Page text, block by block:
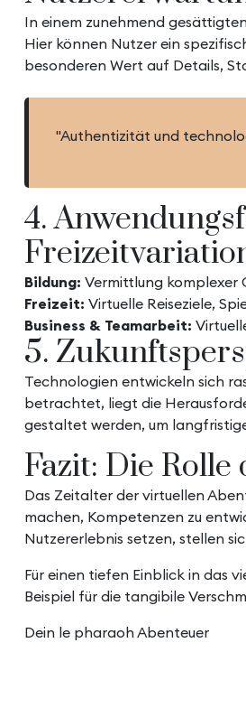
In einem zunehmend
Hier können Nutzer ein
besonderen Wert auf Details,
"Authentizität und
4.
Bildung: Vermittlung komplexer
Freizeit: Virtuelle Reiseziele,
Business & Teamarbeit:
5.
Technologien entwickeln sich
betrachtet, liegt die
gestaltet werden, um
Fazit: Die
Das Zeitalter der virtuellen
machen, Kompetenzen zu
Nutzererlebnis setzen, stellen
Für einen tiefen Einblick in das
Beispiel für die tangibile
Dein le pharaoh Abenteuer